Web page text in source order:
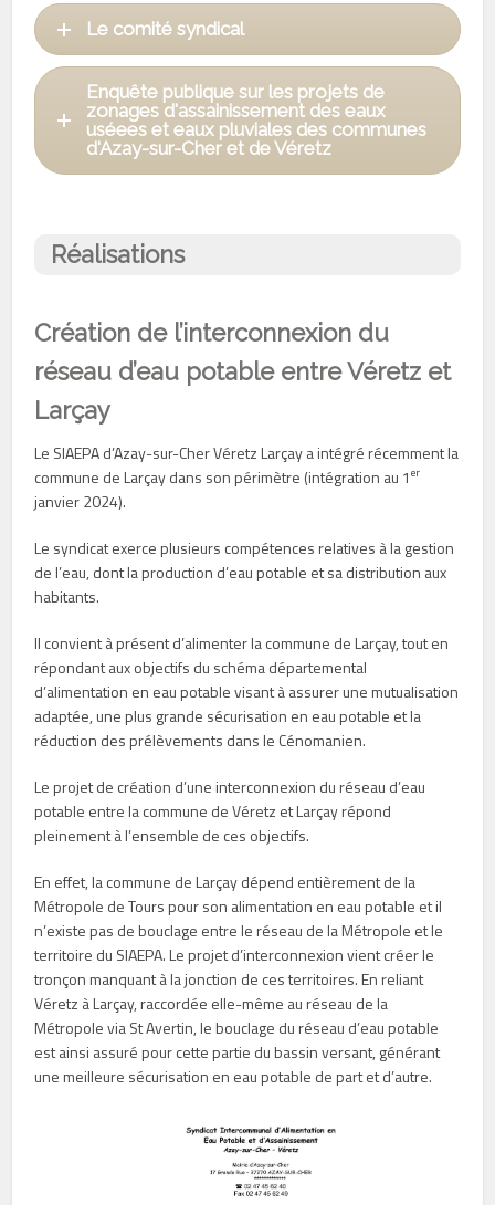
Le comité syndical
Enquête publique sur les projets de
zonages d'assainissement des eaux
uséees et eaux pluviales des communes
d'Azay-sur-Cher et de Véretz
Réalisations
Création de l’interconnexion du
réseau d’eau potable entre Véretz et
Larçay
Le SIAEPA d’Azay-sur-Cher Véretz Larçay a intégré récemment la
commune de Larçay dans son périmètre (intégration au 1er
janvier 2024).
Le syndicat exerce plusieurs compétences relatives à la gestion
de l’eau, dont la production d’eau potable et sa distribution aux
habitants.
Il convient à présent d’alimenter la commune de Larçay, tout en
répondant aux objectifs du schéma départemental
d’alimentation en eau potable visant à assurer une mutualisation
adaptée, une plus grande sécurisation en eau potable et la
réduction des prélèvements dans le Cénomanien.
Le projet de création d’une interconnexion du réseau d’eau
potable entre la commune de Véretz et Larçay répond
pleinement à l’ensemble de ces objectifs.
En effet, la commune de Larçay dépend entièrement de la
Métropole de Tours pour son alimentation en eau potable et il
n’existe pas de bouclage entre le réseau de la Métropole et le
territoire du SIAEPA. Le projet d’interconnexion vient créer le
tronçon manquant à la jonction de ces territoires. En reliant
Véretz à Larçay, raccordée elle-même au réseau de la
Métropole via St Avertin, le bouclage du réseau d’eau potable
est ainsi assuré pour cette partie du bassin versant, générant
une meilleure sécurisation en eau potable de part et d’autre.